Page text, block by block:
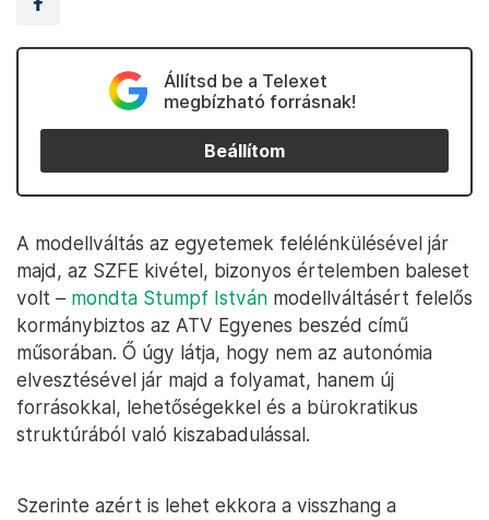
Állítsd be a Telexet
megbízható forrásnak!
Beállítom
A modellváltás az egyetemek felélénkülésével jár
majd, az SZFE kivétel, bizonyos értelemben baleset
volt – mondta Stumpf István modellváltásért felelős
kormánybiztos az ATV Egyenes beszéd című
műsorában. Ő úgy látja, hogy nem az autonómia
elvesztésével jár majd a folyamat, hanem új
forrásokkal, lehetőségekkel és a bürokratikus
struktúrából való kiszabadulással.
Szerinte azért is lehet ekkora a visszhang a